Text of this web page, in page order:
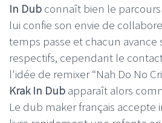
In Dub connaît bien le
lui confie son envie de
temps passe et chacun avance
respectifs, cependant le
l'idée de remixer “Nah Do No
Krak In Dub apparaît alors
Le dub makerfrançais accepte